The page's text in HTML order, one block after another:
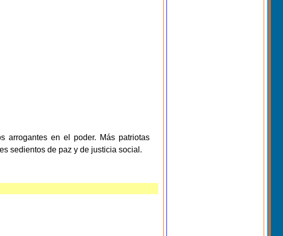
arrogantes en el poder. Más patriotas
sedientos de paz y de justicia social.